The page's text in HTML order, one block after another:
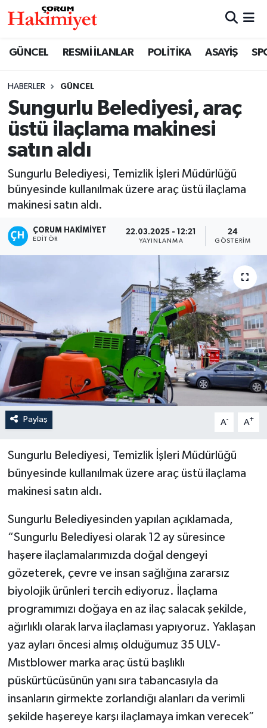
GÜNCEL RESMİ İLANLAR POLİTİKA ASAYİŞ
HABERLER GÜNCEL
Sungurlu Belediyesi, araç
üstü ilaçlama makinesi
satın aldı
Sungurlu Belediyesi, Temizlik İşleri Müdürlüğü
bünyesinde kullanılmak üzere araç üstü ilaçlama
makinesi satın aldı.
ÇORUM HAKIMIYET
EDITÖR
22.03.2025 - 12:21
YAYINLANMA
24
GÖSTERIM
Paylaş A- A+
Sungurlu Belediyesi, Temizlik İşleri Müdürlüğü
bünyesinde kullanılmak üzere araç üstü ilaçlama
makinesi satın aldı.
Sungurlu Belediyesinden yapılan açıklamada,
“Sungurlu Belediyesi olarak 12 ay süresince
haşere ilaçlamalarımızda doğal dengeyi
gözeterek, çevre ve insan sağlığına zararsız
biyolojik ürünleri tercih ediyoruz. İlaçlama
programımızı doğaya en az ilaç salacak şekilde,
ağırlıklı olarak larva ilaçlaması yapıyoruz. Yaklaşan
yaz ayları öncesi almış olduğumuz 35 ULV-
Mıstblower marka araç üstü başlıklı
püskürtücüsünün yanı sıra tabancasıyla da
insanların girmekte zorlandığı alanları da verimli
şekilde haşereye karşı ilaçlamaya imkan verecek”
SAĞLIK
ASAYİŞ
EKONOMİ
AKTÜEL
EĞİTİM
OTOPARK
TEKNOLOJİ
Nöbetçi Eczaneler
Çorum Namaz Vakitleri
Trafik Durumu
Süper Lig Puan Durumu ve Fikstür
Son Dakika Haberleri
Haber Arşivi